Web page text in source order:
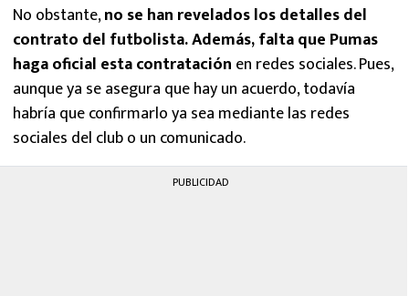
No obstante,no se han revelados los detalles del
contrato del futbolista. Además, falta que Pumas
haga oficial esta contratación en redes sociales. Pues,
aunque ya se asegura que hay un acuerdo, todavía
habría que confirmarlo ya sea mediante las redes
sociales del club o un comunicado.
PUBLICIDAD